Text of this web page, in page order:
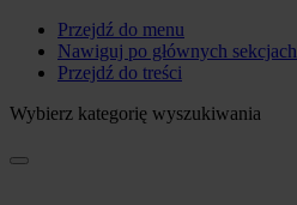
Przejdź do menu
Nawiguj po głównych sekcjach
Przejdź do treści
Wybierz kategorię wyszukiwania